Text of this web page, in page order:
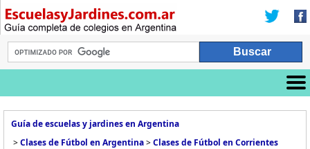
Guía de escuelas y jardines en Argentina
>Clases de Fútbol en Argentina>Clases de Fútbol en Corrientes